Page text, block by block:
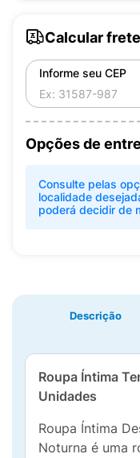
Calcular frete
Informe seu CEP
Opções de
Consulte pelas
localidade
poderá decidir de
Descrição
Roupa Íntima
Unidades
Roupa Íntima
Noturna é uma